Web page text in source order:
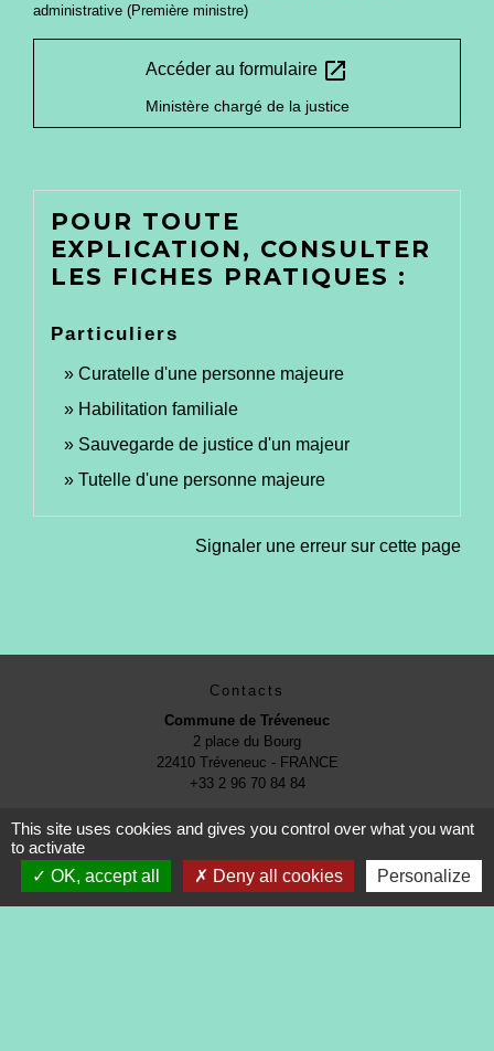
administrative (Première ministre)
Accéder au formulaire open_in_new
Ministère chargé de la justice
POUR TOUTE
EXPLICATION, CONSULTER
LES FICHES PRATIQUES :
Particuliers
Curatelle d'une personne majeure
Habilitation familiale
Sauvegarde de justice d'un majeur
Tutelle d'une personne majeure
Signaler une erreur sur cette page
Contacts
Commune de Tréveneuc
2 place du Bourg
22410 Tréveneuc - FRANCE
+33 2 96 70 84 84
This site uses cookies and gives you control over what you want
to activate
OK, accept all
Deny all cookies Personalize